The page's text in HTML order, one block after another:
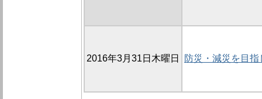
2016年3月31日木曜日 防災・減災を目